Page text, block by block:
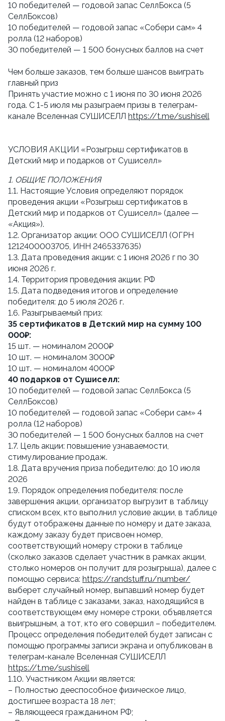
10 победителей — годовой запас СеллБокса (5
СеллБоксов)
10 победителей — годовой запас «Собери сам» 4
ролла (12 наборов)
30 победителей — 1 500 бонусных баллов на счет
Чем больше заказов, тем больше шансов выиграть
главный приз
Принять участие можно с 1 июня по 30 июня 2026
года. С 1-5 июля мы разыграем призы в телеграм-
канале Вселенная СУШИСЕЛЛ https://t.me/sushisell
УСЛОВИЯ АКЦИИ «Розыгрыш сертификатов в
Детский мир и подарков от Сушиселл»
1. ОБЩИЕ ПОЛОЖЕНИЯ
1.1. Настоящие Условия определяют порядок
проведения акции «Розыгрыш сертификатов в
Детский мир и подарков от Сушиселл» (далее —
«Акция»).
1.2. Организатор акции: ООО СУШИСЕЛЛ (ОГРН
1212400003705, ИНН 2465337635)
1.3. Дата проведения акции: с 1 июня 2026 г по 30
июня 2026 г.
1.4. Территория проведения акции: РФ
1.5. Дата подведения итогов и определение
победителя: до 5 июля 2026 г.
1.6. Разыгрываемый приз:
35 сертификатов в Детский мир на сумму 100
000₽:
15 шт. — номиналом 2000₽
10 шт. — номиналом 3000₽
10 шт. — номиналом 4000₽
40 подарков от Сушиселл:
10 победителей — годовой запас СеллБокса (5
СеллБоксов)
10 победителей — годовой запас «Собери сам» 4
ролла (12 наборов)
30 победителей — 1 500 бонусных баллов на счет
1.7. Цель акции: повышение узнаваемости,
стимулирование продаж.
1.8. Дата вручения приза победителю: до 10 июля
2026
1.9. Порядок определения победителя: после
завершения акции, организатор выгрузит в таблицу
списком всех, кто выполнил условие акции, в таблице
будут отображены данные по номеру и дате заказа,
каждому заказу будет присвоен номер,
соответствующий номеру строки в таблице
(сколько заказов сделает участник в рамках акции,
столько номеров он получит для розыгрыша), далее с
помощью сервиса: https://randstuff.ru/number/
выберет случайный номер, выпавший номер будет
найден в таблице с заказами, заказ, находящийся в
соответствующем ему номере строки, объявляется
выигрышным, а тот, кто его совершил – победителем.
Процесс определения победителей будет записан с
помощью программы записи экрана и опубликован в
https://t.me/sushisell
1.10. Участником Акции является:
– Полностью дееспособное физическое лицо,
достигшее возраста 18 лет;
– Являющееся гражданином РФ;